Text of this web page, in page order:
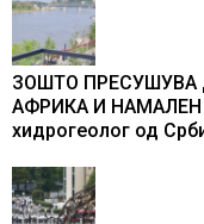
ЗОШТО ПРЕСУШУВА
АФРИКА И НАМАЛЕН
хидрогеолог од